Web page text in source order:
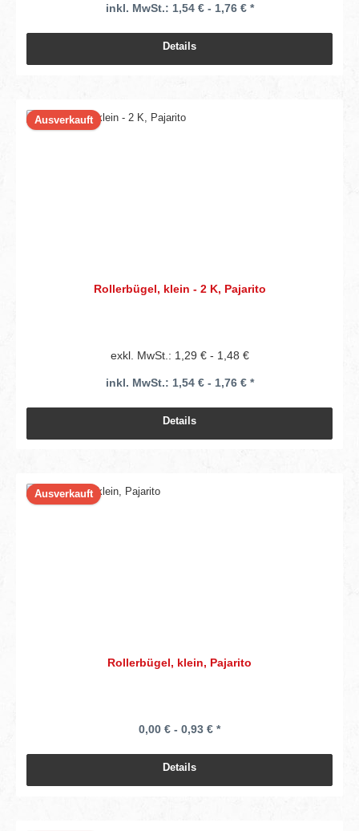
inkl. MwSt.: 1,54 € - 1,76 € *
Details
Ausverkauft
Rollerbügel, klein - 2 K, Pajarito
exkl. MwSt.: 1,29 € - 1,48 €
inkl. MwSt.: 1,54 € - 1,76 € *
Details
Ausverkauft
Rollerbügel, klein, Pajarito
0,00 € - 0,93 € *
Details